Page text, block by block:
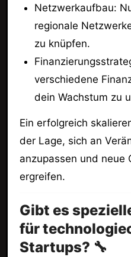
Netzwerkaufbau:
regionale
zu knüpfen.
verschiedene
dein Wachstum zu
Ein erfolgreich
der Lage, sich an
anzupassen und neue
ergreifen.
Gibt es
für
Startups? 🔧